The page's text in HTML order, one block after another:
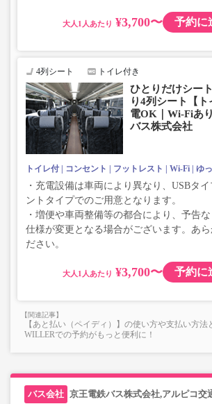
大人 ¥3,700〜 予約に
4列シート トイレ付き
ひとりだけシー
り4列シート【
電OK｜Wi-Fiあ
バス株式会社
トイレ付 コンセント フットレスト Wi-Fi ゆ
・充電設備は車両により異なり、USBタ
ントタイプでのご用意となります。
・増便や車両整備等の都合により、予告
仕様が変更となる場合がございます。あら
ださい。
大人 ¥3,700〜 予約に
【あと払い（ペイディ）】の使い方や支払い方法
WILLERでの予約がもっと便利に！
京王電鉄バス株式会社,アルピコ交